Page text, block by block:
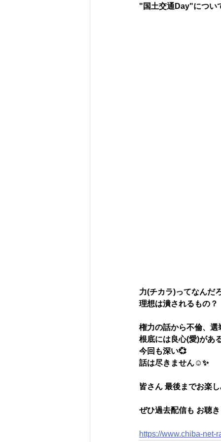
"国土交通Day"につい
力(チカラ)ってなんだ
理想は潰されるもの？
権力の話から不倫、選
根底には良心(愛)があ
今回も深い💞
話は尽きません☺️✨
皆さん 最後までお楽
ぜひ過去配信も お聴
https://www.chiba-net-